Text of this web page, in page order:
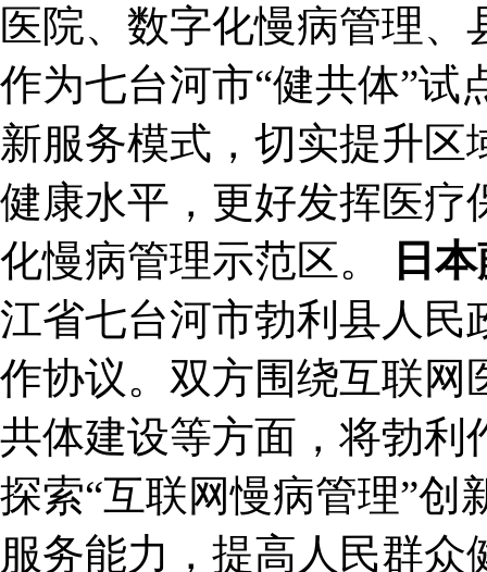
医院、数字化慢病管理
作为七台河市“健共体”试
新服务模式，切实提升
健康水平，更好发挥医疗
化慢病管理示范区。
日
江省七台河市勃利县人民
作协议。双方围绕互联网
共体建设等方面，将勃利
探索“互联网慢病管理”创
服务能力，提高人民群